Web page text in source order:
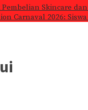
Skincare
Carnaval 2026: